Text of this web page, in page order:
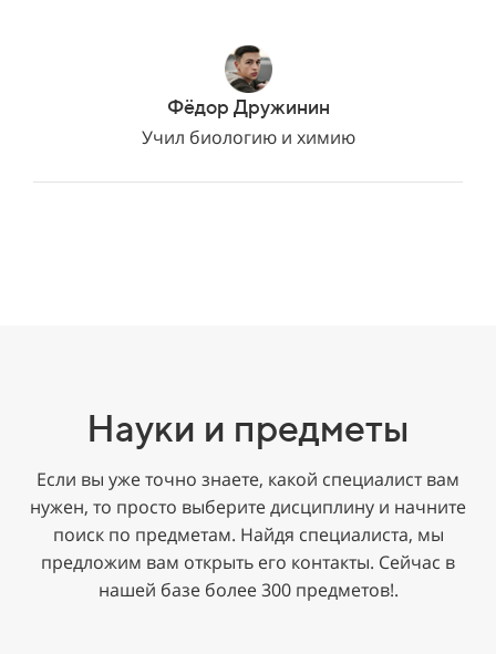
Фёдор Дружинин
Учил биологию и химию
Науки и предметы
Если вы уже точно знаете, какой специалист вам
нужен, то просто выберите дисциплину и начните
поиск по предметам. Найдя специалиста, мы
предложим вам открыть его контакты. Сейчас в
нашей базе более 300 предметов!.